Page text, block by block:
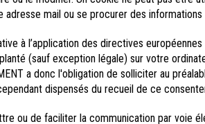
mail ou se procurer des informations
à l’application des directives
(sauf exception légale) sur votre
a donc l'obligation de solliciter au
dispensés du recueil de ce
ou de faciliter la communication par voie